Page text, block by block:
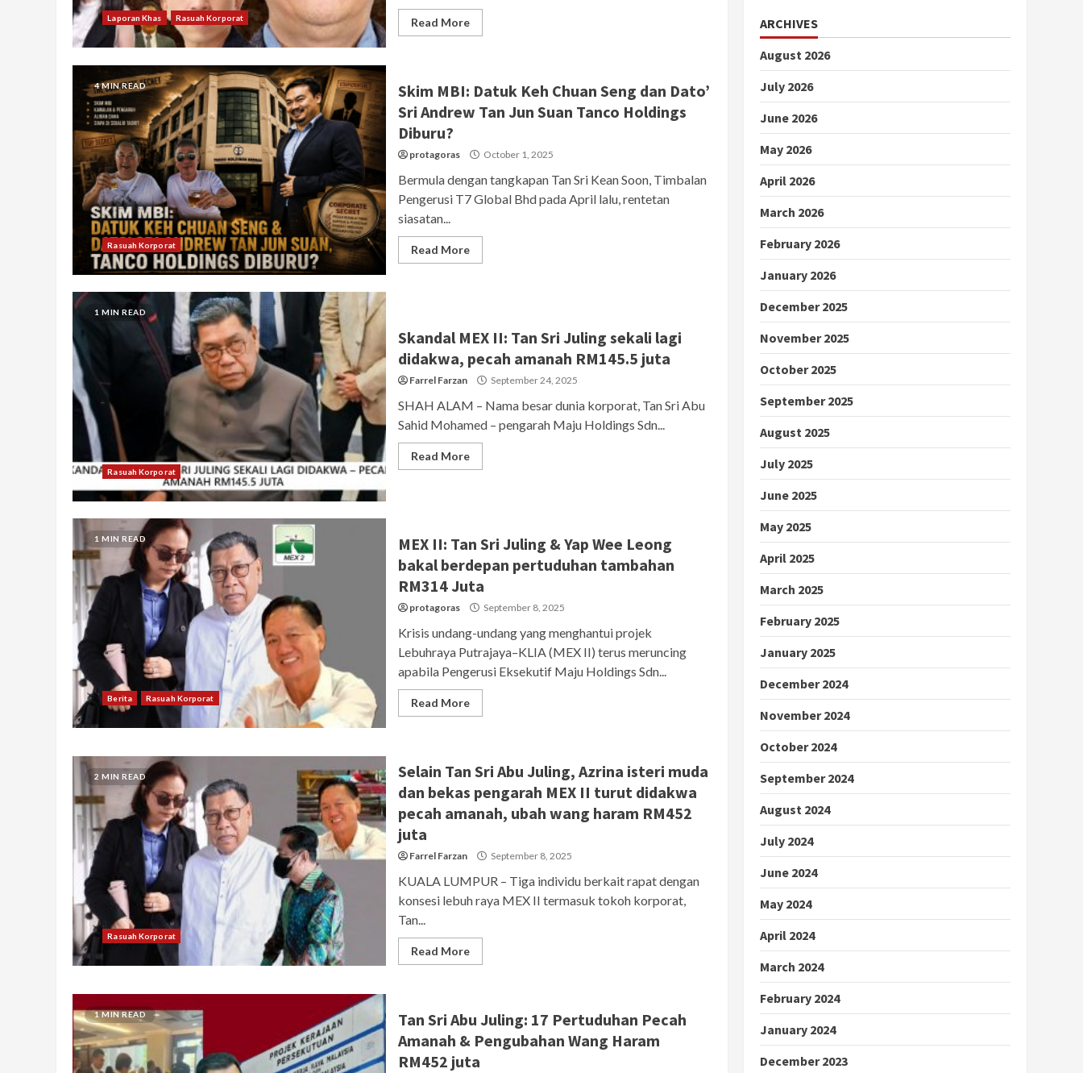
Laporan Khas Rasuah Korporat Read More
4 MIN READ
Rasuah Korporat
Skim MBI: Datuk Keh Chuan Seng dan Dato’
Sri Andrew Tan Jun Suan Tanco Holdings
Diburu?
protagoras October 1, 2025
Bermula dengan tangkapan Tan Sri Kean Soon, Timbalan
Pengerusi T7 Global Bhd pada April lalu, rentetan
siasatan...
Read More
1 MIN READ
Rasuah Korporat
Skandal MEX II: Tan Sri Juling sekali lagi
didakwa, pecah amanah RM145.5 juta
Farrel Farzan September 24, 2025
SHAH ALAM – Nama besar dunia korporat, Tan Sri Abu
Sahid Mohamed – pengarah Maju Holdings Sdn...
Read More
1 MIN READ
Berita Rasuah Korporat
MEX II: Tan Sri Juling & Yap Wee Leong
bakal berdepan pertuduhan tambahan
RM314 Juta
protagoras September 8, 2025
Krisis undang-undang yang menghantui projek
Lebuhraya Putrajaya–KLIA (MEX II) terus meruncing
apabila Pengerusi Eksekutif Maju Holdings Sdn...
Read More
2 MIN READ
Rasuah Korporat
Selain Tan Sri Abu Juling, Azrina isteri muda
dan bekas pengarah MEX II turut didakwa
pecah amanah, ubah wang haram RM452
juta
Farrel Farzan September 8, 2025
KUALA LUMPUR – Tiga individu berkait rapat dengan
konsesi lebuh raya MEX II termasuk tokoh korporat,
Tan...
Read More
1 MIN READ
Tan Sri Abu Juling: 17 Pertuduhan Pecah
Amanah & Pengubahan Wang Haram
RM452 juta
ARCHIVES
August 2026
July 2026
June 2026
May 2026
April 2026
March 2026
February 2026
January 2026
December 2025
November 2025
October 2025
September 2025
August 2025
July 2025
June 2025
May 2025
April 2025
March 2025
February 2025
January 2025
December 2024
November 2024
October 2024
September 2024
August 2024
July 2024
June 2024
May 2024
April 2024
March 2024
February 2024
January 2024
December 2023